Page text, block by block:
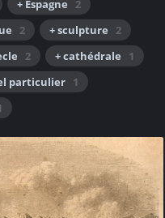
+ Espagne
2
2 + sculpture
2
2 + cathédrale
1
particulier 1